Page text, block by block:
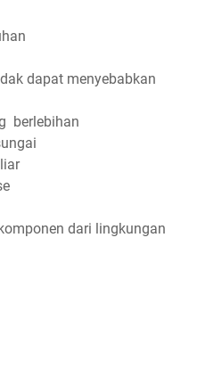
dapat menyebabkan
berlebihan
dari lingkungan